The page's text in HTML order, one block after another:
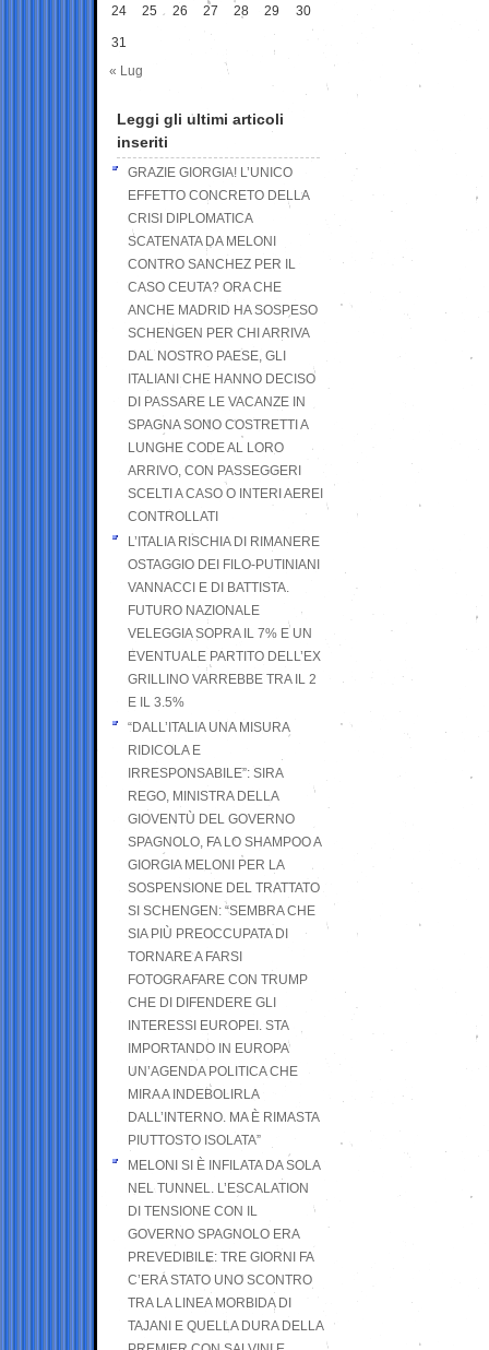
24 25 26 27 28 29 30
31
« Lug
Leggi gli ultimi articoli
inseriti
GRAZIE GIORGIA! L’UNICO
EFFETTO CONCRETO DELLA
CRISI DIPLOMATICA
SCATENATA DA MELONI
CONTRO SANCHEZ PER IL
CASO CEUTA? ORA CHE
ANCHE MADRID HA SOSPESO
SCHENGEN PER CHI ARRIVA
DAL NOSTRO PAESE, GLI
ITALIANI CHE HANNO DECISO
DI PASSARE LE VACANZE IN
SPAGNA SONO COSTRETTI A
LUNGHE CODE AL LORO
ARRIVO, CON PASSEGGERI
SCELTI A CASO O INTERI AEREI
CONTROLLATI
L’ITALIA RISCHIA DI RIMANERE
OSTAGGIO DEI FILO-PUTINIANI
VANNACCI E DI BATTISTA.
FUTURO NAZIONALE
VELEGGIA SOPRA IL 7% E UN
EVENTUALE PARTITO DELL’EX
GRILLINO VARREBBE TRA IL 2
E IL 3.5%
“DALL’ITALIA UNA MISURA
RIDICOLA E
IRRESPONSABILE”: SIRA
REGO, MINISTRA DELLA
GIOVENTÙ DEL GOVERNO
SPAGNOLO, FA LO SHAMPOO A
GIORGIA MELONI PER LA
SOSPENSIONE DEL TRATTATO
SI SCHENGEN: “SEMBRA CHE
SIA PIÙ PREOCCUPATA DI
TORNARE A FARSI
FOTOGRAFARE CON TRUMP
CHE DI DIFENDERE GLI
INTERESSI EUROPEI. STA
IMPORTANDO IN EUROPA
UN’AGENDA POLITICA CHE
MIRA A INDEBOLIRLA
DALL’INTERNO. MA È RIMASTA
PIUTTOSTO ISOLATA”
MELONI SI È INFILATA DA SOLA
NEL TUNNEL. L’ESCALATION
DI TENSIONE CON IL
GOVERNO SPAGNOLO ERA
PREVEDIBILE: TRE GIORNI FA
C’ERA STATO UNO SCONTRO
TRA LA LINEA MORBIDA DI
TAJANI E QUELLA DURA DELLA